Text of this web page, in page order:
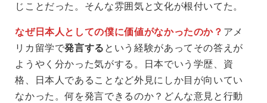
じことだった。そんな雰囲気と文化が根付いてた。
なぜ日本人としての僕に価値がなかったのか？ アメ
リカ留学で発言する という経験があってその答えが
ようやく分かった気がする。日本でいう学歴、資
格、日本人であることなど外見にしか目が向いてい
なかった。何を発言できるのか？どんな意見と行動